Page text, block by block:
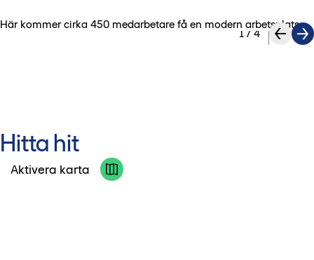
Här kommer cirka 450 medarbetare få en modern arbetsplats.
1/ 4
Hitta hit
Aktivera karta